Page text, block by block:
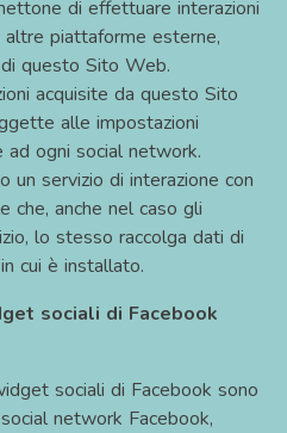
di effettuare interazioni
piattaforme esterne,
questo Sito Web.
acquisite da questo Sito
alle impostazioni
ad ogni social network.
un servizio di interazione con
che, anche nel caso gli
lo stesso raccolga dati di
cui è installato.
sociali di Facebook
sociali di Facebook sono
network Facebook,